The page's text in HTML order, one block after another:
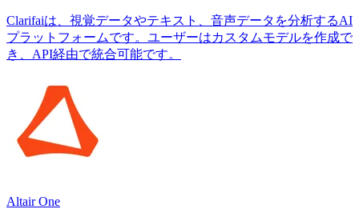
Clarifaiは、視覚データやテキスト、音声データを分析するAI
プラットフォームです。ユーザーはカスタムモデルを作成で
き、API経由で統合可能です。
Altair One